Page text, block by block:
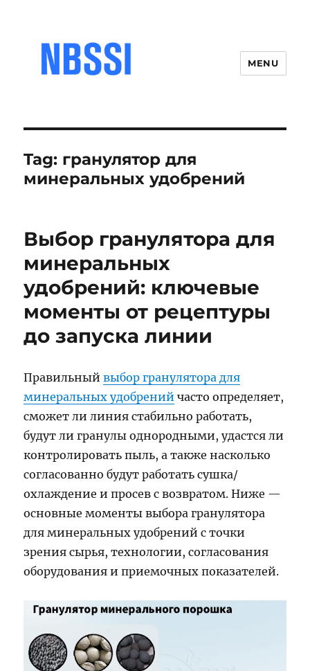
MENU
Tag: гранулятор для
минеральных удобрений
Выбор гранулятора для
минеральных
удобрений: ключевые
моменты от рецептуры
до запуска линии
Правильныйвыбор гранулятора для
минеральных удобрений часто определяет,
сможет ли линия стабильно работать,
будут ли гранулы однородными, удастся ли
контролировать пыль, а также насколько
согласованно будут работать сушка/
охлаждение и просев с возвратом. Ниже —
основные моменты выбора гранулятора
для минеральных удобрений с точки
зрения сырья, технологии, согласования
оборудования и приемочных показателей.